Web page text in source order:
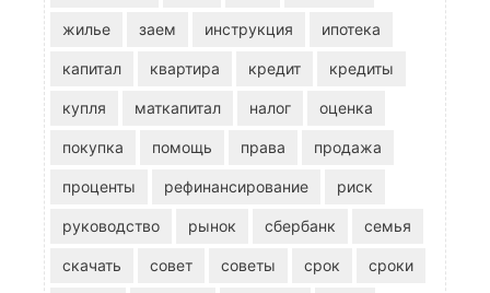
жилье заем инструкция ипотека
капитал квартира кредит кредиты
купля маткапитал налог оценка
покупка помощь права продажа
проценты рефинансирование риск
руководство рынок сбербанк семья
скачать совет советы срок сроки